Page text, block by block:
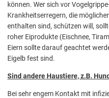
können. Wer sich vor
Krankheitserregern, die
enthalten sind, schützen will,
roher Eiprodukte (Eischnee,
Eiern sollte darauf geachtet
Eigelb fest sind.
Sind andere Haustiere, z.B.
Bei sehr engem Kontakt mit